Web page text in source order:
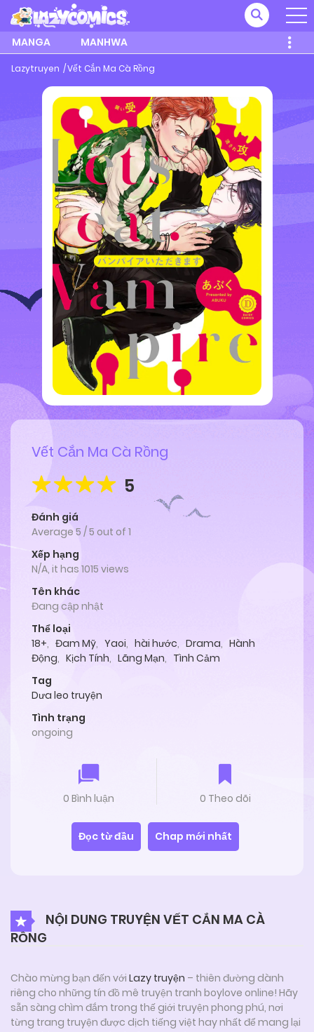
MANGA MANHWA
Lazytruyen Vết Cắn Ma Cà Rồng
Vết Cắn Ma Cà Rồng
5
Đánh giá
Average 5 /5 out of 1
Xếp hạng
N/A, it has 1015 views
Tên khác
Đang cập nhật
Thể loại
18+, Đam Mỹ, Yaoi, hài hước, Drama, Hành
Động, Kịch Tính, Lãng Mạn, Tình Cảm
Tag
Dưa leo truyện
Tình trạng
ongoing
0 Bình luận 0 Theo dõi
Đọc từ đầu Chap mới nhất
NỘI DUNG TRUYỆN VẾT CẮN MA CÀ
RỒNG
Chào mừng bạn đến với Lazy truyện – thiên đường dành
riêng cho những tín đồ mê truyện tranh boylove online! Hãy
sẵn sàng chìm đắm trong thế giới truyện phong phú, nơi
từng trang truyện được dịch tiếng việt hay nhất để mang lại